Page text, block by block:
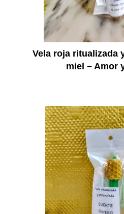
Vela roja ritualizada
miel – Amor